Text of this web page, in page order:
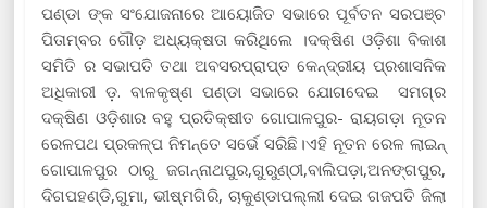
ପଣ୍ଡା ଙ୍କ ସଂଯୋଜନାରେ ଆୟୋଜିତ ସଭାରେ ପୂର୍ବତନ ସରପଞ୍ଚ
ପିତାମ୍ବର ଗୌଡ଼ ଅଧ୍ୟକ୍ଷତା କରିଥିଲେ ।ଦକ୍ଷିଣ ଓଡ଼ିଶା ବିକାଶ
ସମିତି ର ସଭାପତି ତଥା ଅବସରପ୍ରାପ୍ତ କେନ୍ଦ୍ରୀୟ ପ୍ରଶାସନିକ
ଅଧିକାରୀ ଡ଼. ବାଳକୃଷ୍ଣ ପଣ୍ଡା ସଭାରେ ଯୋଗଦେଇ ସମଗ୍ର
ଦକ୍ଷିଣ ଓଡ଼ିଶାର ବହୁ ପ୍ରତିକ୍ଷୀତ ଗୋପାଳପୁର- ରାୟଗଡ଼ା ନୂତନ
ରେଳପଥ ପ୍ରକଳ୍ପ ନିମନ୍ତେ ସର୍ଭେ ସରିଛି।ଏହି ନୂତନ ରେଳ ଲାଇନ୍
ଗୋପାଳପୁର ଠାରୁ ଜଗନ୍ନାଥପୁର,ଗୁରୁଣ୍ଠୀ,ବାଲିପଡ଼ା,ଅନଙ୍ଗପୁର,
ଦିଗପହଣ୍ଡି,ଗୁମା, ଭୀଷ୍ମଗିରି, ଚାକୁଣ୍ଡାପଲ୍ଲୀ ଦେଇ ଗଜପତି ଜିଲା